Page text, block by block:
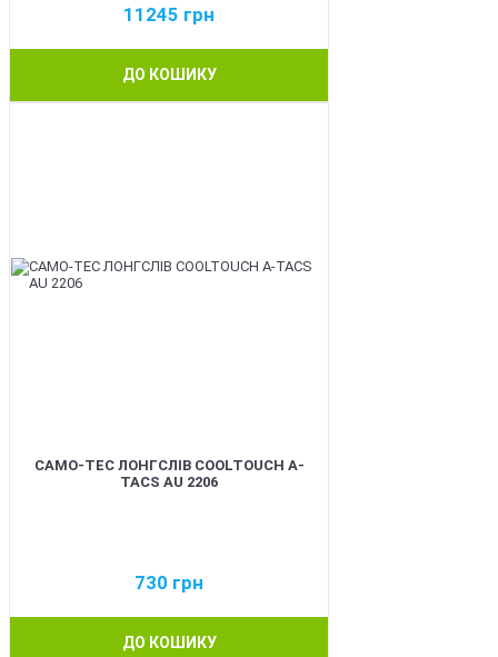
11245 грн
ДО КОШИКУ
CAMO-TEC ЛОНГСЛІВ COOLTOUCH A-
TACS AU 2206
730 грн
ДО КОШИКУ